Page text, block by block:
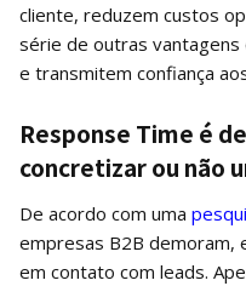
cliente, reduzem custos
série de outras
e transmitem confiança
Response Time é
concretizar ou não
De acordo com uma
empresas B2B demoram,
em contato com leads.